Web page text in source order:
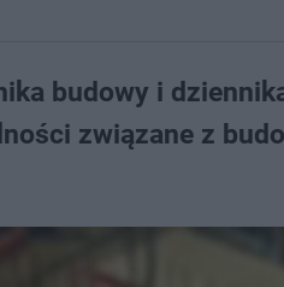
budowy i
związane z